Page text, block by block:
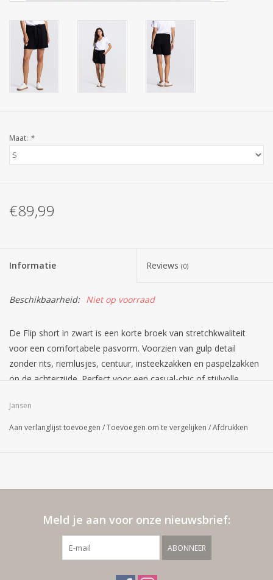
Maat: *
€89,99
Informatie Reviews (0)
Beschikbaarheid: Niet op voorraad
De Flip short in zwart is een korte broek van stretchkwaliteit
voor een comfortabele pasvorm. Voorzien van gulp detail
zonder rits, riemlusjes, centuur, insteekzakken en paspelzakken
op de achterzijde. Perfect voor een casual-chic of stijlvolle
Jansen
Aan verlanglijst toevoegen /Toevoegen om te vergelijken /Afdrukken
Meld je aan voor onze nieuwsbrief:
ABONNEER